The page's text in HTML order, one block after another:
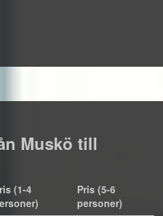
Muskö till
(1-4
Pris (5-6
personer)